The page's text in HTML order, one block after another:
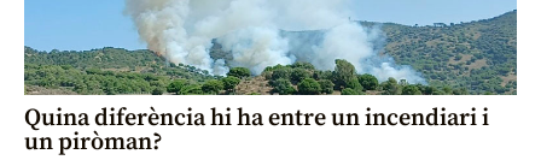
Quina diferència hi ha entre un incendiari i
un piròman?